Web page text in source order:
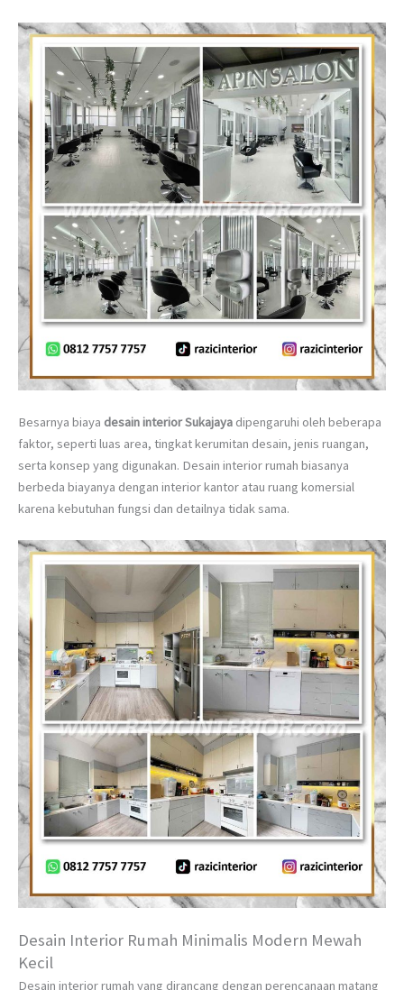
Besarnya biaya desain interior Sukajaya dipengaruhi oleh beberapa
faktor, seperti luas area, tingkat kerumitan desain, jenis ruangan,
serta konsep yang digunakan. Desain interior rumah biasanya
berbeda biayanya dengan interior kantor atau ruang komersial
karena kebutuhan fungsi dan detailnya tidak sama.
Desain Interior Rumah Minimalis Modern Mewah
Kecil
Desain interior rumah yang dirancang dengan perencanaan matang